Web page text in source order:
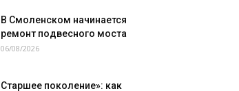
В Смоленском начинается
ремонт подвесного моста
06/08/2026
Старшее поколение»: как